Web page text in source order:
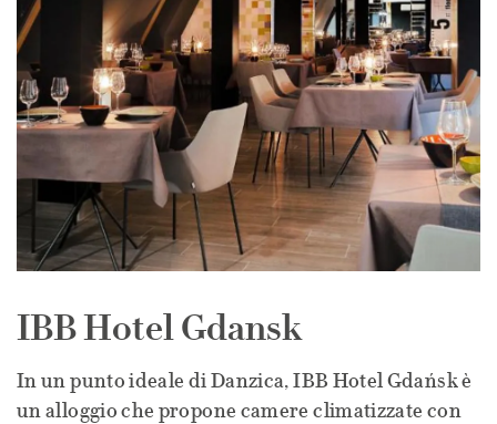
IBB Hotel Gdansk
In un punto ideale di Danzica, IBB Hotel Gdańsk è
un alloggio che propone camere climatizzate con